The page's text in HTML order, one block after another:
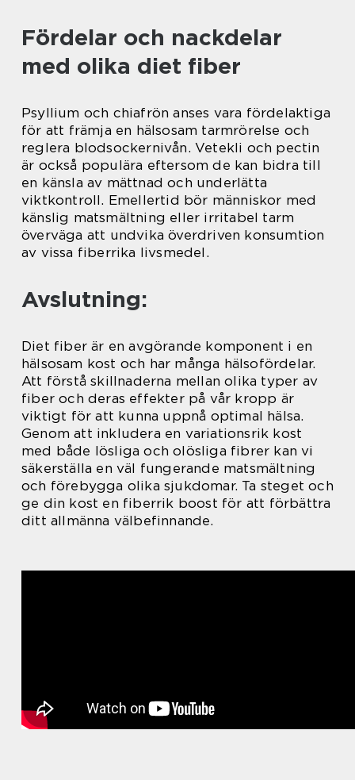
Fördelar och nackdelar
med olika diet fiber
Psyllium och chiafrön anses vara fördelaktiga
för att främja en hälsosam tarmrörelse och
reglera blodsockernivån. Vetekli och pectin
är också populära eftersom de kan bidra till
en känsla av mättnad och underlätta
viktkontroll. Emellertid bör människor med
känslig matsmältning eller irritabel tarm
överväga att undvika överdriven konsumtion
av vissa fiberrika livsmedel.
Avslutning:
Diet fiber är en avgörande komponent i en
hälsosam kost och har många hälsofördelar.
Att förstå skillnaderna mellan olika typer av
fiber och deras effekter på vår kropp är
viktigt för att kunna uppnå optimal hälsa.
Genom att inkludera en variationsrik kost
med både lösliga och olösliga fibrer kan vi
säkerställa en väl fungerande matsmältning
och förebygga olika sjukdomar. Ta steget och
ge din kost en fiberrik boost för att förbättra
ditt allmänna välbefinnande.